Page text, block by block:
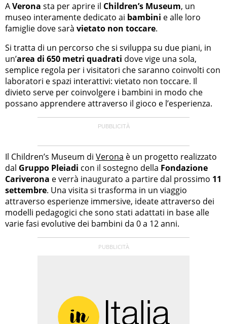
AVerona sta per aprire il Children’s Museum, un
museo interamente dedicato ai bambini e alle loro
famiglie dove sarà vietato non toccare.
Si tratta di un percorso che si sviluppa su due piani, in
un’area di 650 metri quadrati dove vige una sola,
semplice regola per i visitatori che saranno coinvolti con
laboratori e spazi interattivi: vietato non toccare. Il
divieto serve per coinvolgere i bambini in modo che
possano apprendere attraverso il gioco e l’esperienza.
Il Children’s Museum di Verona è un progetto realizzato
dal Gruppo Pleiadi con il sostegno della Fondazione
Cariverona e verrà inaugurato a partire dal prossimo 11
settembre. Una visita si trasforma in un viaggio
attraverso esperienze immersive, ideate attraverso dei
modelli pedagogici che sono stati adattati in base alle
varie fasi evolutive dei bambini da 0 a 12 anni.